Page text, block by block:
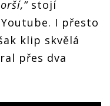
stojí
I přesto
klip skvělá
přes dva